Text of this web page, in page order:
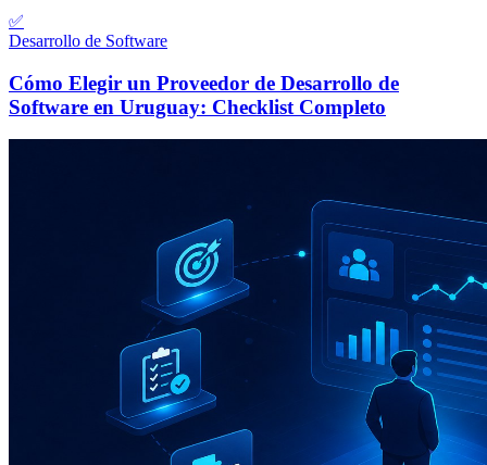
✅
Desarrollo de Software
Cómo Elegir un Proveedor de Desarrollo de
Software en Uruguay: Checklist Completo